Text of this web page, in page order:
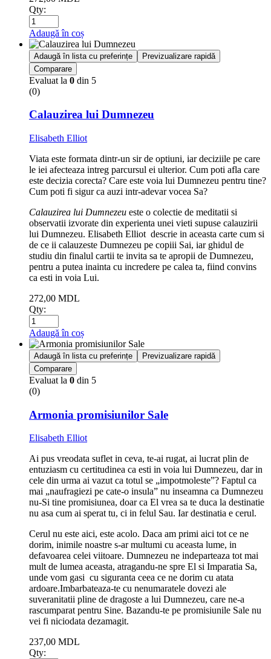
Qty:
Adaugă în coș
Adaugă în lista cu preferințe
Previzualizare rapidă
Comparare
Evaluat la 0 din 5
(0)
Calauzirea lui Dumnezeu
Elisabeth Elliot
Viata este formata dintr-un sir de optiuni, iar deciziile pe care
le iei afecteaza intreg parcursul ei ulterior. Cum poti afla care
este decizia corecta? Care este voia lui Dumnezeu pentru tine?
Cum poti fi sigur ca auzi intr-adevar vocea Sa?
Calauzirea lui Dumnezeu este o colectie de meditatii si
observatii izvorate din experienta unei vieti supuse calauzirii
lui Dumnezeu. Elisabeth Elliot descrie in aceasta carte cum si
de ce ii calauzeste Dumnezeu pe copiii Sai, iar ghidul de
studiu din finalul cartii te invita sa te apropii de Dumnezeu,
pentru a putea inainta cu incredere pe calea ta, fiind convins
ca esti in voia Lui.
272,00 MDL
Qty:
Adaugă în coș
Adaugă în lista cu preferințe
Previzualizare rapidă
Comparare
Evaluat la 0 din 5
(0)
Armonia promisiunilor Sale
Elisabeth Elliot
Ai pus vreodata suflet in ceva, te-ai rugat, ai lucrat plin de
entuziasm cu certitudinea ca esti in voia lui Dumnezeu, dar in
cele din urma ai vazut ca totul se „impotmoleste”? Faptul ca
mai „naufragiezi pe cate-o insula” nu inseamna ca Dumnezeu
nu-Si tine promisiunea, doar ca El vrea sa te duca la destinatie
nu asa cum ai sperat tu, ci in felul Sau. Iar destinatia e cerul.
Cerul nu este aici, este acolo. Daca am primi aici tot ce ne
dorim, inimile noastre s-ar multumi cu aceasta lume, in
defavoarea celei viitoare. Dumnezeu ne indeparteaza tot mai
mult de lumea aceasta, atragandu-ne spre El si Imparatia Sa,
unde vom gasi cu siguranta ceea ce ne dorim cu atata
ardoare.Imbarbateaza-te cu nenumaratele dovezi ale
suveranitatii pline de dragoste a lui Dumnezeu, care ne-a
rascumparat pentru Sine. Bazandu-te pe promisiunile Sale nu
vei fi niciodata dezamagit.
237,00 MDL
Qty: